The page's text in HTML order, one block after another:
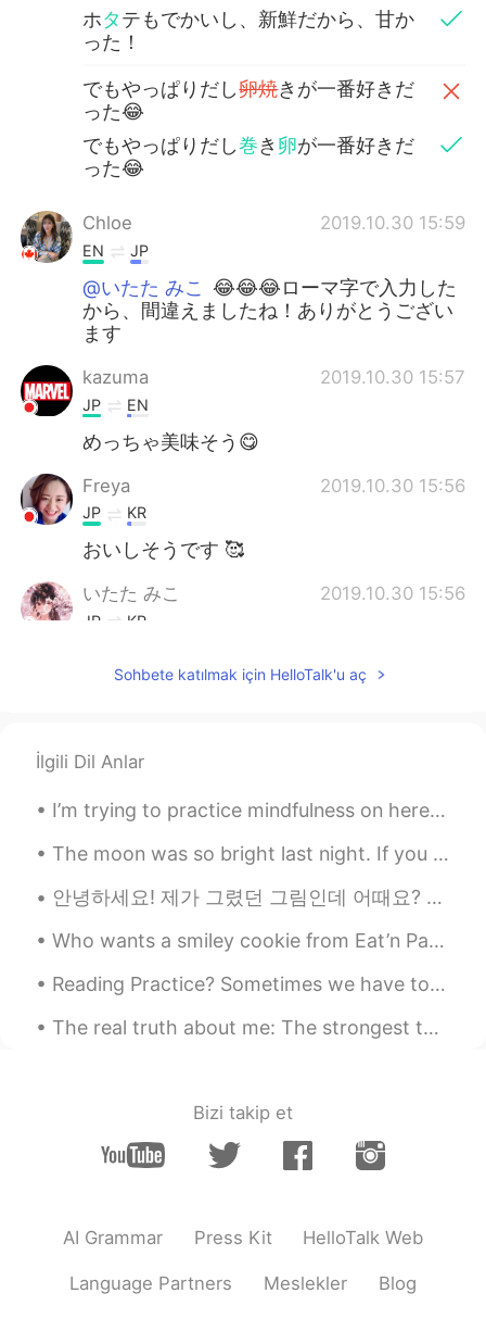
ホタテもでかいし、新鮮だから、甘か
った！
でもやっぱりだし卵焼きが一番好きだ
った😂
でもやっぱりだし巻き 卵が一番好きだ
った😂
Chloe 2019.10.30 15:59
EN JP
@いたた みこ
😂😂😂ローマ字で入力した
から、間違えましたね！ありがとうござい
ます
kazuma 2019.10.30 15:57
JP EN
めっちゃ美味そう😋
Freya 2019.10.30 15:56
JP KR
おいしそうです 🥰
いたた みこ 2019.10.30 15:56
JP KR
ホタテ
Sohbete katılmak için HelloTalk'u aç
İlgili Dil Anlar
I’m trying to practice mindfulness on here. I always have a sudden urge to respond back to someon...
The moon was so bright last night. If you think about it, even when we’re so far away, when we lo...
안녕하세요! 제가 그렸던 그림인데 어때요? ☺️ 한국어 글은 인스타그램에서 ‘@lii_byel’이라는 분의 프로파일에서 봤습니다! 😊 그리고 제가 이 포스트에서 이 글을 영어...
Who wants a smiley cookie from Eat’n Park? We don’t have that restaurant in my area but my cousin...
Reading Practice? Sometimes we have to let go of what’s killing us, even if it’s killing us to ...
The real truth about me: The strongest thing for him is "Love" (But she hate it)... She's fed u...
Bizi takip et
AI Grammar Press Kit HelloTalk Web
Language Partners Meslekler Blog